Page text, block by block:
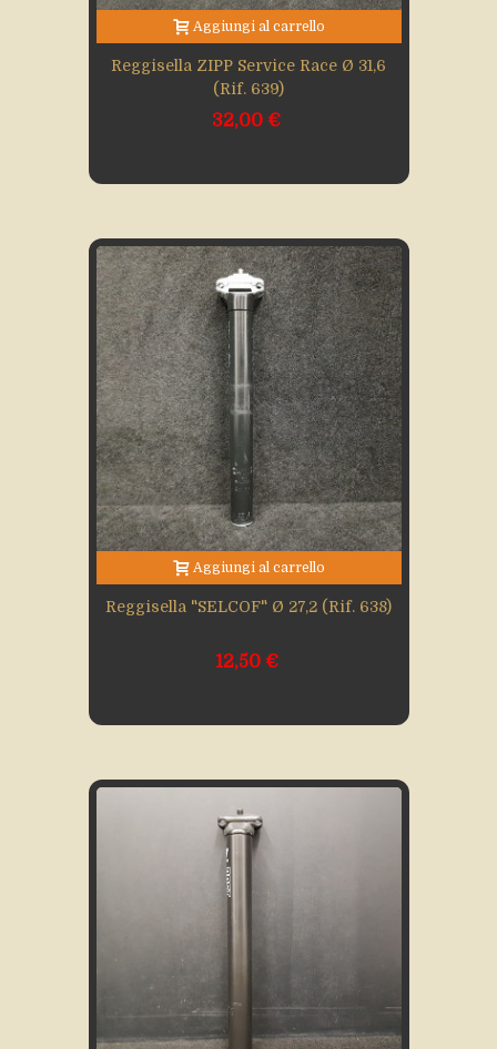
Aggiungi al carrello
Reggisella ZIPP Service Race Ø 31,6
(rif. 639)
32,00 €
Aggiungi al carrello
Reggisella "SELCOF" Ø 27,2 (rif. 638)
12,50 €